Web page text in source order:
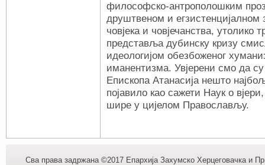
философско-антрополошким
друштвеном и егзистенцијалном
човјека и човјечанства, утолико
представља дубинску кризу
идеологијом обезбоженог
иманентизма. Увјерени смо да
Епископа Атанасија нешто
појавило као сажети Наук о
шире у цијелом Правослaвљу.
Сва права задржана ©2017 Епархија Захумско Херцеговачка и